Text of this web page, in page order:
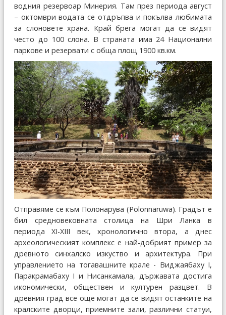
водния резервоар Минерия. Там през периода август
– октомври водата се отдръпва и покълва любимата
за слоновете храна. Край брега могат да се видят
често до 100 слона. В страната има 24 Национални
паркове и резервати с обща площ 1900 кв.км.
Отправяме се към Полонарува (Polonnaruwa). Градът е
бил средновековната столица на Шри Ланка в
периода XI-XIII век, хронологично втора, а днес
археологическият комплекс е най-добрият пример за
древното синхалско изкуство и архитектура. При
управлението на тогавашните крале - Виджаябаху I,
Паракрамабаху I и Нисанкамала, държавата достига
икономически, обществен и културен разцвет. В
древния град все още могат да се видят останките на
кралските дворци, приемните зали, различни статуи,